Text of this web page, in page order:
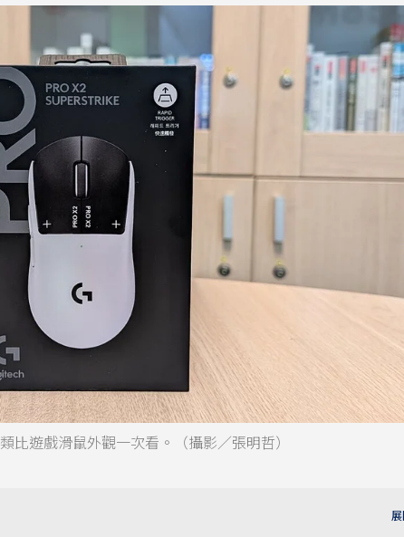
比遊戲滑鼠外觀一次看。（攝影／張明哲）